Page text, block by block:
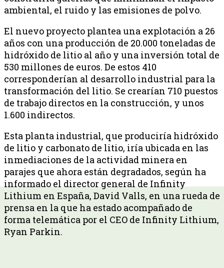
ambiental, el ruido y las emisiones de polvo.
El nuevo proyecto plantea una explotación a 26
años con una producción de 20.000 toneladas de
hidróxido de litio al año y una inversión total de
530 millones de euros. De estos 410
corresponderían al desarrollo industrial para la
transformación del litio. Se crearían 710 puestos
de trabajo directos en la construcción, y unos
1.600 indirectos.
Esta planta industrial, que produciría hidróxido
de litio y carbonato de litio, iría ubicada en las
inmediaciones de la actividad minera en
parajes que ahora están degradados, según ha
informado el director general de Infinity
Lithium en España, David Valls, en una rueda de
prensa en la que ha estado acompañado de
forma telemática por el CEO de Infinity Lithium,
Ryan Parkin.